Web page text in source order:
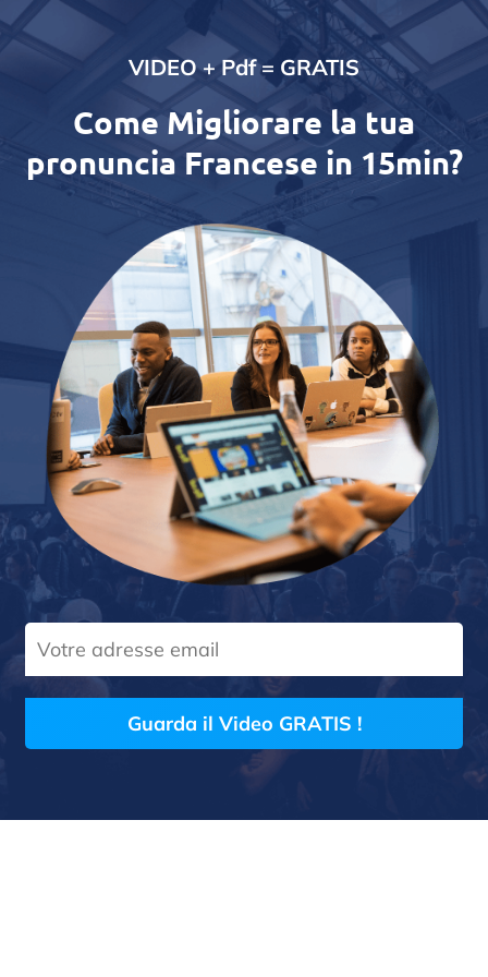
VIDEO + Pdf = GRATIS
Come Migliorare la tua
pronuncia Francese in 15min?
Guarda il Video GRATIS !